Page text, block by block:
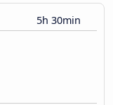
5h 30min